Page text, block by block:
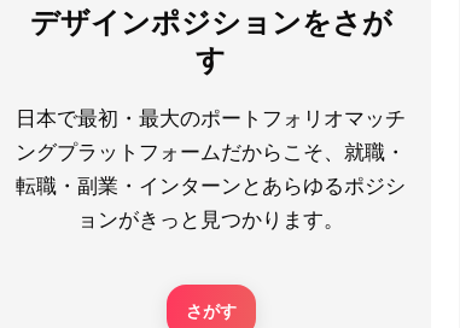
デザインポジションをさが
す
日本で最初・最大のポートフォリオマッチ
ングプラットフォームだからこそ、就職・
転職・副業・インターンとあらゆるポジシ
ョンがきっと見つかります。
さがす